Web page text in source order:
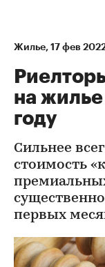
Жилье⁠, 17 фев
на
году
Сильнее
стоимость
первых